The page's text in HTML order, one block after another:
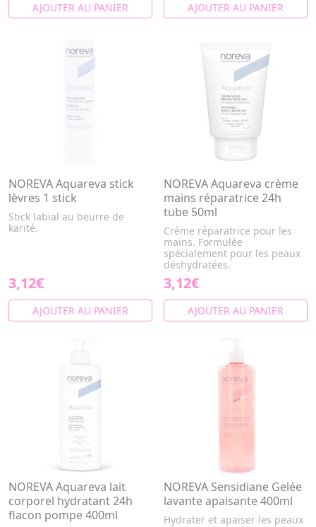
AJOUTER AU PANIER AJOUTER AU PANIER
NOREVA Aquareva stick
lèvres 1 stick
Stick labial au beurre de
karité.
3,12€
AJOUTER AU PANIER
NOREVA Aquareva crème
mains réparatrice 24h
tube 50ml
Crème réparatrice pour les
mains. Formulée
spécialement pour les peaux
déshydratées.
3,12€
AJOUTER AU PANIER
NOREVA Aquareva lait
corporel hydratant 24h
flacon pompe 400ml
NOREVA Sensidiane Gelée
lavante apaisante 400ml
Hydrater et apaiser les peaux